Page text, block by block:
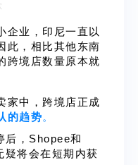
企业，印尼一直以
此，相比其他东南
跨境店数量原本就
家中，跨境店正成
的趋势。
后，Shopee和
将会在短期内获